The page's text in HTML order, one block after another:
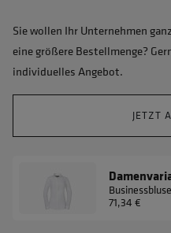
Sie wollen Ihr Unternehmen
eine größere Bestellmenge?
individuelles Angebot.
JETZT
71,34 €